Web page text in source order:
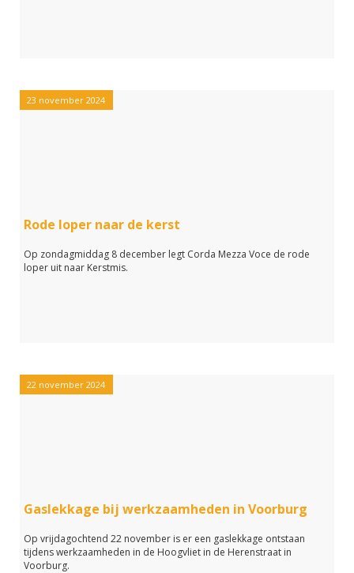
23 november 2024
Rode loper naar de kerst
Op zondagmiddag 8 december legt Corda Mezza Voce de rode
loper uit naar Kerstmis.
22 november 2024
Gaslekkage bij werkzaamheden in Voorburg
Op vrijdagochtend 22 november is er een gaslekkage ontstaan
tijdens werkzaamheden in de Hoogvliet in de Herenstraat in
Voorburg.